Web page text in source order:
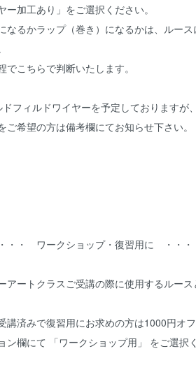
ー加工あり」をご選択ください。
なるかラップ（巻き）になるかは、ルー
でこちらで判断いたします。
フィルドワイヤーを予定しておりますが
ご希望の方は備考欄にてお知らせ下さい。
・・ ワークショップ・復習用に ・・・
アートクラスご受講の際に使用するルー
講済みで復習用にお求めの方は1000円オフ
ン欄にて 「ワークショップ用」 をご選択